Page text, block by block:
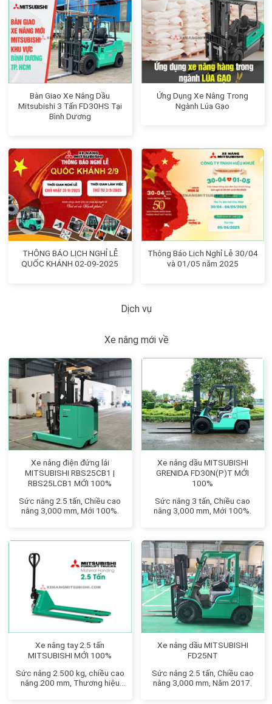
Bàn Giao Xe Nâng Dầu
Mitsubishi 3 Tấn FD30HS Tại
Bình Dương
Ứng Dụng Xe Nâng Trong
Ngành Lúa Gạo
THÔNG BÁO LỊCH NGHỈ LỄ
QUỐC KHÁNH 02-09-2025
Thông Báo Lịch Nghỉ Lễ 30/04
và 01/05 năm 2025
Dịch vụ
Xe nâng mới về
Xe nâng điện đứng lái
MITSUBISHI RBS25CB1 |
RBS25LCB1 MỚI 100%
Sức nâng 2.5 tấn, Chiều cao
nâng 3,000 mm, Mới 100%.
Xe nâng dầu MITSUBISHI
GRENIDA FD30N(P)T MỚI
100%
Sức nâng 3 tấn, Chiều cao
nâng 3,000 mm, Mới 100%.
Xe nâng tay 2.5 tấn
MITSUBISHI MỚI 100%
Sức nâng 2.500 kg, chiều cao
nâng 200 mm, Thương hiệu
Xe nâng dầu MITSUBISHI
FD25NT
Sức nâng 2.5 tấn, Chiều cao
nâng 3,000 mm, Năm 2017.